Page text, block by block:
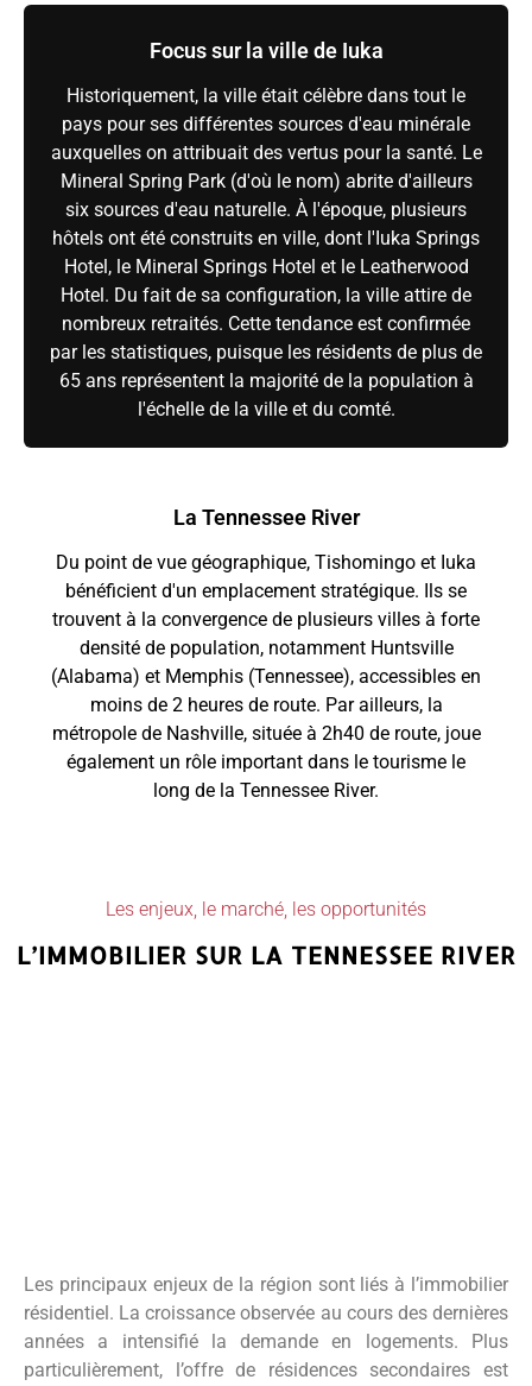
Focus sur la ville de Iuka
Historiquement, la ville était célèbre dans tout le
pays pour ses différentes sources d'eau minérale
auxquelles on attribuait des vertus pour la santé. Le
Mineral Spring Park (d'où le nom) abrite d'ailleurs
six sources d'eau naturelle. À l'époque, plusieurs
hôtels ont été construits en ville, dont l'Iuka Springs
Hotel, le Mineral Springs Hotel et le Leatherwood
Hotel. Du fait de sa configuration, la ville attire de
nombreux retraités. Cette tendance est confirmée
par les statistiques, puisque les résidents de plus de
65 ans représentent la majorité de la population à
l'échelle de la ville et du comté.
La Tennessee River
Du point de vue géographique, Tishomingo et Iuka
bénéficient d'un emplacement stratégique. Ils se
trouvent à la convergence de plusieurs villes à forte
densité de population, notamment Huntsville
(Alabama) et Memphis (Tennessee), accessibles en
moins de 2 heures de route. Par ailleurs, la
métropole de Nashville, située à 2h40 de route, joue
également un rôle important dans le tourisme le
long de la Tennessee River.
Les enjeux, le marché, les opportunités
L’IMMOBILIER SUR LA TENNESSEE RIVER
Les principaux enjeux de la région sont liés à l’immobilier
résidentiel. La croissance observée au cours des dernières
années a intensifié la demande en logements. Plus
particulièrement, l’offre de résidences secondaires est